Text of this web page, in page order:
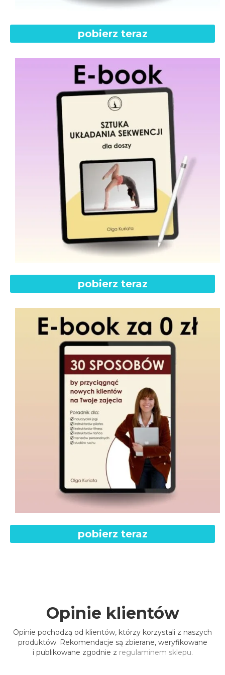
pobierz teraz
pobierz teraz
pobierz teraz
Opinie klientów
Opinie pochodzą od klientów, którzy korzystali z naszych
produktów. Rekomendacje są zbierane, weryfikowane
i publikowane zgodnie z regulaminem sklepu.